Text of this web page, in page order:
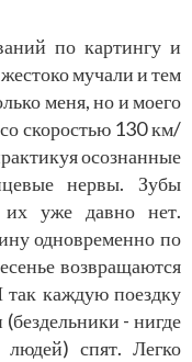
по картингу и
мучали и тем
меня, но и моего
скоростью 130 км/
осознанные
нервы. Зубы
их уже давно нет.
одновременно по
возвращаются
каждую поездку
- нигде
спят. Легко